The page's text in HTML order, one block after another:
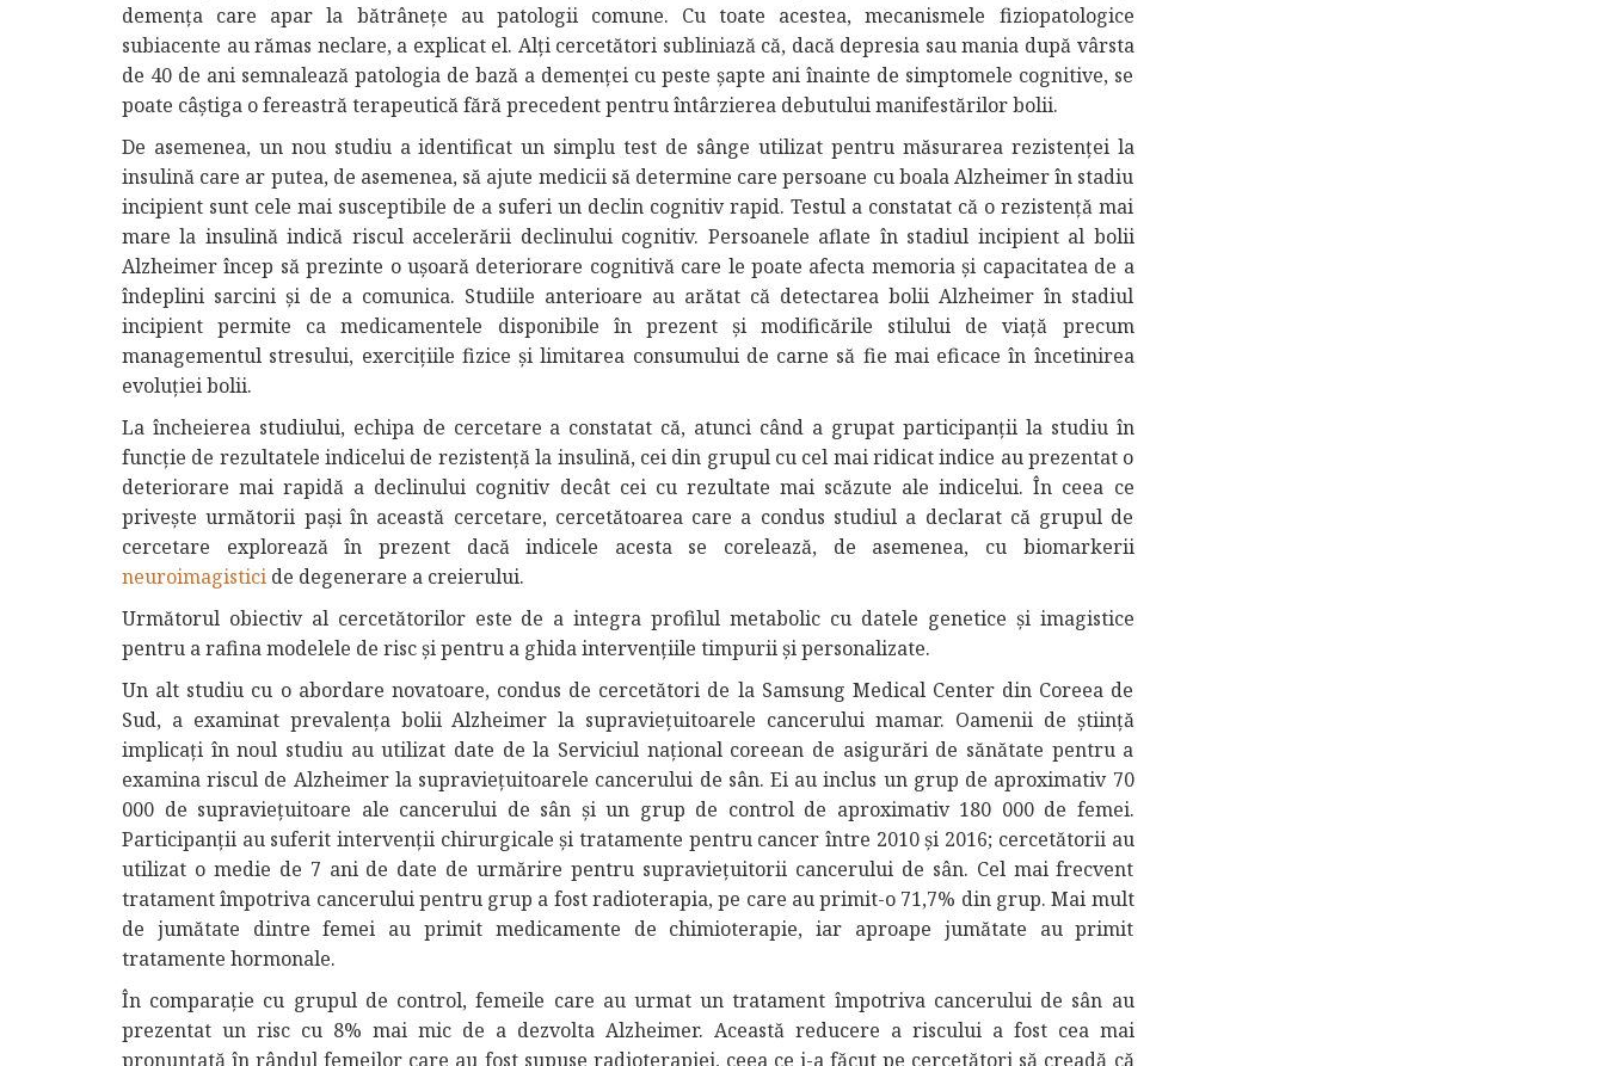
demența care apar la bătrânețe au patologii comune. Cu toate acestea, mecanismele fiziopatologice
subiacente au rămas neclare, a explicat el. Alți cercetători subliniază că, dacă depresia sau mania după vârsta
de 40 de ani semnalează patologia de bază a demenței cu peste șapte ani înainte de simptomele cognitive, se
poate câștiga o fereastră terapeutică fără precedent pentru întârzierea debutului manifestărilor bolii.
De asemenea, un nou studiu a identificat un simplu test de sânge utilizat pentru măsurarea rezistenței la
insulină care ar putea, de asemenea, să ajute medicii să determine care persoane cu boala Alzheimer în stadiu
incipient sunt cele mai susceptibile de a suferi un declin cognitiv rapid. Testul a constatat că o rezistență mai
mare la insulină indică riscul accelerării declinului cognitiv. Persoanele aflate în stadiul incipient al bolii
Alzheimer încep să prezinte o ușoară deteriorare cognitivă care le poate afecta memoria și capacitatea de a
îndeplini sarcini și de a comunica. Studiile anterioare au arătat că detectarea bolii Alzheimer în stadiul
incipient permite ca medicamentele disponibile în prezent și modificările stilului de viață precum
managementul stresului, exercițiile fizice și limitarea consumului de carne să fie mai eficace în încetinirea
evoluției bolii.
La încheierea studiului, echipa de cercetare a constatat că, atunci când a grupat participanții la studiu în
funcție de rezultatele indicelui de rezistență la insulină, cei din grupul cu cel mai ridicat indice au prezentat o
deteriorare mai rapidă a declinului cognitiv decât cei cu rezultate mai scăzute ale indicelui. În ceea ce
privește următorii pași în această cercetare, cercetătoarea care a condus studiul a declarat că grupul de
cercetare explorează în prezent dacă indicele acesta se corelează, de asemenea, cu biomarkerii
neuroimagistici de degenerare a creierului.
Următorul obiectiv al cercetătorilor este de a integra profilul metabolic cu datele genetice și imagistice
pentru a rafina modelele de risc și pentru a ghida intervențiile timpurii și personalizate.
Un alt studiu cu o abordare novatoare, condus de cercetători de la Samsung Medical Center din Coreea de
Sud, a examinat prevalența bolii Alzheimer la supraviețuitoarele cancerului mamar. Oamenii de știință
implicați în noul studiu au utilizat date de la Serviciul național coreean de asigurări de sănătate pentru a
examina riscul de Alzheimer la supraviețuitoarele cancerului de sân. Ei au inclus un grup de aproximativ 70
000 de supraviețuitoare ale cancerului de sân și un grup de control de aproximativ 180 000 de femei.
Participanții au suferit intervenții chirurgicale și tratamente pentru cancer între 2010 și 2016; cercetătorii au
utilizat o medie de 7 ani de date de urmărire pentru supraviețuitorii cancerului de sân. Cel mai frecvent
tratament împotriva cancerului pentru grup a fost radioterapia, pe care au primit-o 71,7% din grup. Mai mult
de jumătate dintre femei au primit medicamente de chimioterapie, iar aproape jumătate au primit
tratamente hormonale.
În comparație cu grupul de control, femeile care au urmat un tratament împotriva cancerului de sân au
prezentat un risc cu 8% mai mic de a dezvolta Alzheimer. Această reducere a riscului a fost cea mai
pronunțată în rândul femeilor care au fost supuse radioterapiei, ceea ce i-a făcut pe cercetători să creadă că